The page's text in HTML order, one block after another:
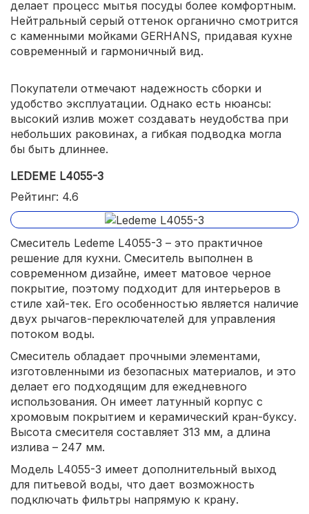
делает процесс мытья посуды более комфортным.
Нейтральный серый оттенок органично смотрится
с каменными мойками GERHANS, придавая кухне
современный и гармоничный вид.
Покупатели отмечают надежность сборки и
удобство эксплуатации. Однако есть нюансы:
высокий излив может создавать неудобства при
небольших раковинах, а гибкая подводка могла
бы быть длиннее.
LEDEME L4055-3
Рейтинг: 4.6
Смеситель Ledeme L4055-3 – это практичное
решение для кухни. Смеситель выполнен в
современном дизайне, имеет матовое черное
покрытие, поэтому подходит для интерьеров в
стиле хай-тек. Его особенностью является наличие
двух рычагов-переключателей для управления
потоком воды.
Смеситель обладает прочными элементами,
изготовленными из безопасных материалов, и это
делает его подходящим для ежедневного
использования. Он имеет латунный корпус с
хромовым покрытием и керамический кран-буксу.
Высота смесителя составляет 313 мм, а длина
излива – 247 мм.
Модель L4055-3 имеет дополнительный выход
для питьевой воды, что дает возможность
подключать фильтры напрямую к крану.